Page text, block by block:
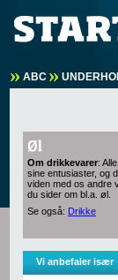
ABC
Om drikkevarer:
sine entusiaster, og
viden med os andre
du sider om bl.a. øl.
Se også: Drikke
Vi anbefaler især